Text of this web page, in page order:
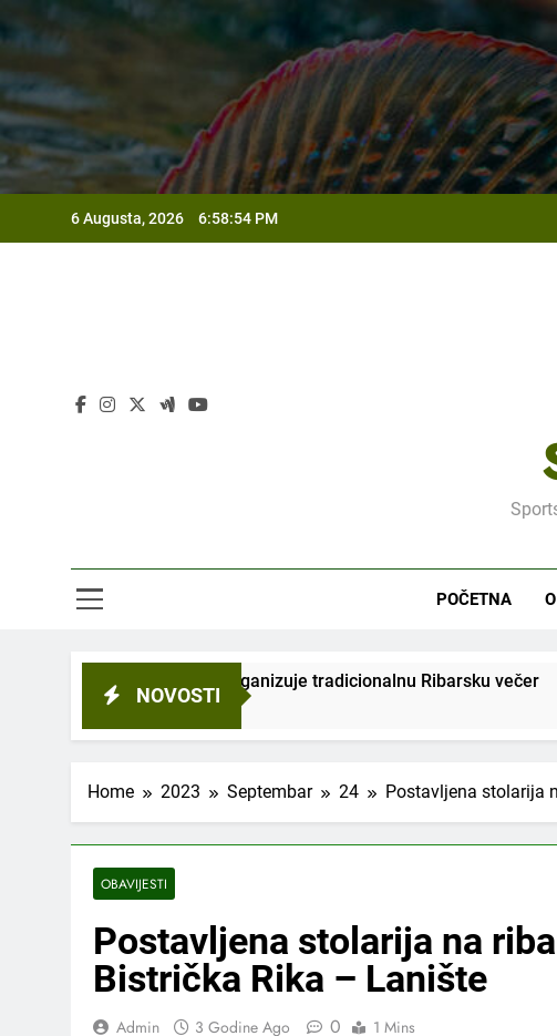
to
6 Augusta, 2026 6:58:56 PM
POČETNA
NOVOSTI
tradicionalnu Ribarsku večer Na spin stazi
Home 2023 Septembar 24 Postavljena stolarija
OBAVIJESTI
Postavljena stolarija na
Bistrička Rika – Lanište
Admin 3 Godine Ago 0 1 Mins